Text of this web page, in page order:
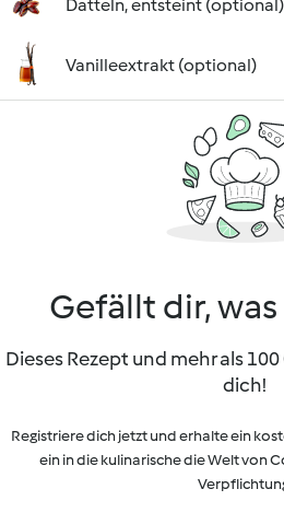
Datteln, entsteint (optional)
Vanilleextrakt (optional)
Gefällt dir,
Dieses Rezept und mehr als
dich!
Registriere dich jetzt und erhalte ein
ein in die kulinarische die Welt von